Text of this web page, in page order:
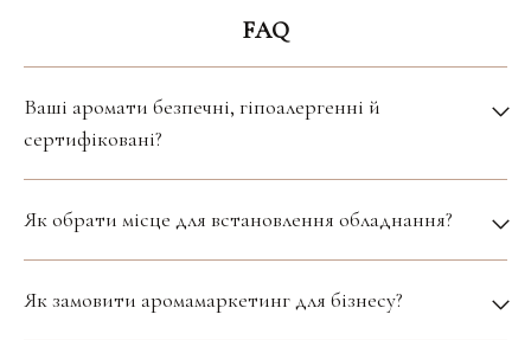
FAQ
Ваші аромати безпечні, гіпоалергенні й
сертифіковані?
Як обрати місце для встановлення обладнання?
Як замовити аромамаркетинг для бізнесу?